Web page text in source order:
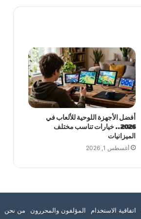
أفضل الأجهزة اللوحية للألعاب في
2026.. خيارات تناسب مختلف
الميزانيات
أغسطس 1, 2026
اتفاقية الاستخدام المؤلفون والمحررون من نحن